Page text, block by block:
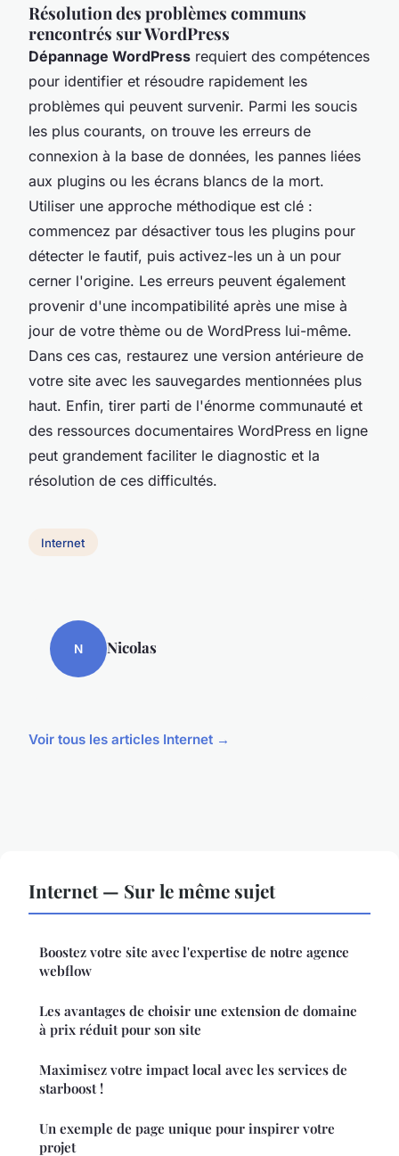
Résolution des problèmes communs
rencontrés sur WordPress
Dépannage WordPress requiert des compétences
pour identifier et résoudre rapidement les
problèmes qui peuvent survenir. Parmi les soucis
les plus courants, on trouve les erreurs de
connexion à la base de données, les pannes liées
aux plugins ou les écrans blancs de la mort.
Utiliser une approche méthodique est clé :
commencez par désactiver tous les plugins pour
détecter le fautif, puis activez-les un à un pour
cerner l'origine. Les erreurs peuvent également
provenir d'une incompatibilité après une mise à
jour de votre thème ou de WordPress lui-même.
Dans ces cas, restaurez une version antérieure de
votre site avec les sauvegardes mentionnées plus
haut. Enfin, tirer parti de l'énorme communauté et
des ressources documentaires WordPress en ligne
peut grandement faciliter le diagnostic et la
résolution de ces difficultés.
Internet
N Nicolas
Voir tous les articles Internet →
Internet — Sur le même sujet
Boostez votre site avec l'expertise de notre agence
webflow
Les avantages de choisir une extension de domaine
à prix réduit pour son site
Maximisez votre impact local avec les services de
starboost !
Un exemple de page unique pour inspirer votre
projet